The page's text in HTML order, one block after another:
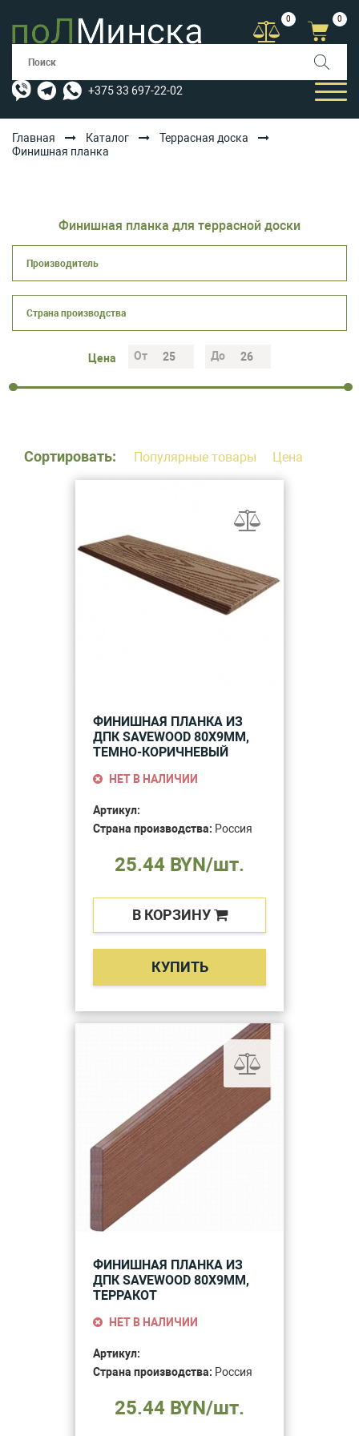
+375 33 697-22-02
АКЦИИ
БЛОГ
КОНТАКТЫ
0 0
Главная Каталог
Террасная доска
Финишная планка
Финишная планка для террасной доски
Цена От До
Сортировать: Популярные товары Цена
ФИНИШНАЯ ПЛАНКА ИЗ
ДПК SAVEWOOD 80Х9ММ,
ТЕМНО-КОРИЧНЕВЫЙ
НЕТ В НАЛИЧИИ
Артикул:
Страна производства: Россия
25.44 BYN/шт.
В КОРЗИНУ
КУПИТЬ
ФИНИШНАЯ ПЛАНКА ИЗ
ДПК SAVEWOOD 80Х9ММ,
ТЕРРАКОТ
НЕТ В НАЛИЧИИ
Артикул:
Страна производства: Россия
25.44 BYN/шт.